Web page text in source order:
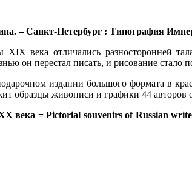
– Санкт-Петербург : Типография
века отличались разносторонней
он перестал писать, и рисование стало
издании большого формата в
образцы живописи и графики 44
века = Pictorial souvenirs of Russian